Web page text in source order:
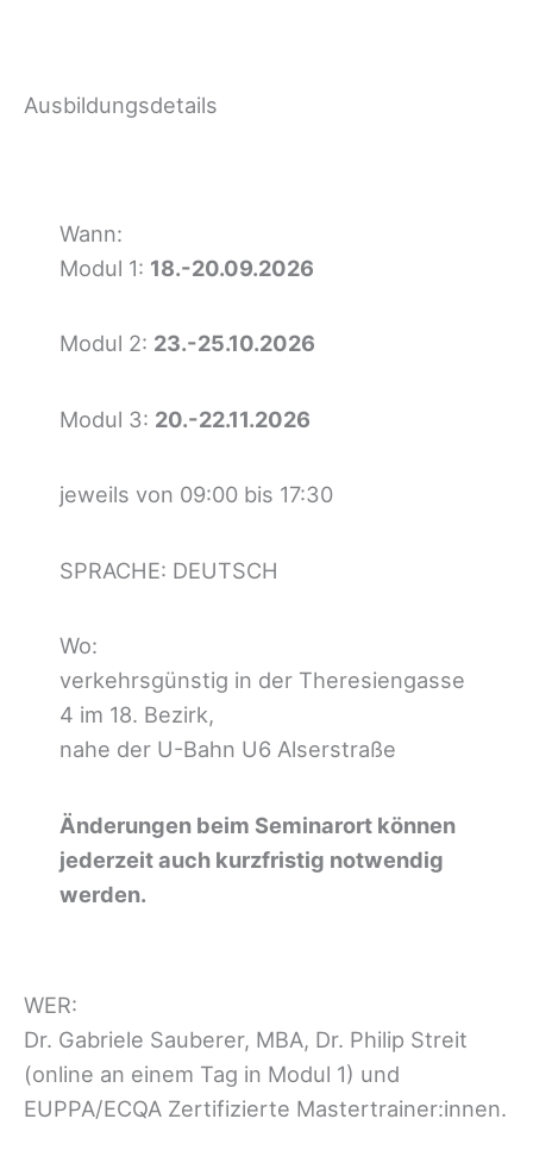
Ausbildungsdetails
Wann:
Modul 1: 18.-20.09.2026
Modul 2: 23.-25.10.2026
Modul 3: 20.-22.11.2026
jeweils von 09:00 bis 17:30
SPRACHE: DEUTSCH
Wo:
verkehrsgünstig in der Theresiengasse
4 im 18. Bezirk,
nahe der U-Bahn U6 Alserstraße
Änderungen beim Seminarort können
jederzeit auch kurzfristig notwendig
werden.
WER:
Dr. Gabriele Sauberer, MBA, Dr. Philip Streit
(online an einem Tag in Modul 1) und
EUPPA/ECQA Zertifizierte Mastertrainer:innen.